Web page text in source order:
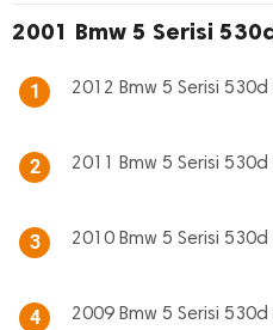
2001 Bmw 5 Serisi
1 2012 Bmw 5 Serisi 530d
2 2011 Bmw 5 Serisi 530d
3 2010 Bmw 5 Serisi 530d
4 2009 Bmw 5 Serisi 530d